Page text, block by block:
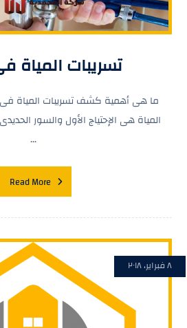
تسريبات المياة
ما هى أهمية كشف تسريبات المياة
المياة هى الإحتياج الأول والسور
...
Read More
٨ فبراير، ٢٠١٨